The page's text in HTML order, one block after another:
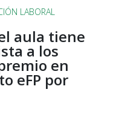
LABORAL
aula tiene
a los
en
eFP por